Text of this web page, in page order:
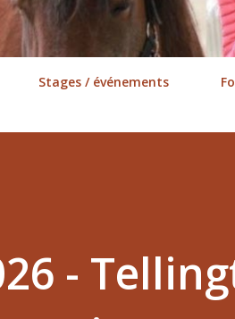
Stages / événements
-